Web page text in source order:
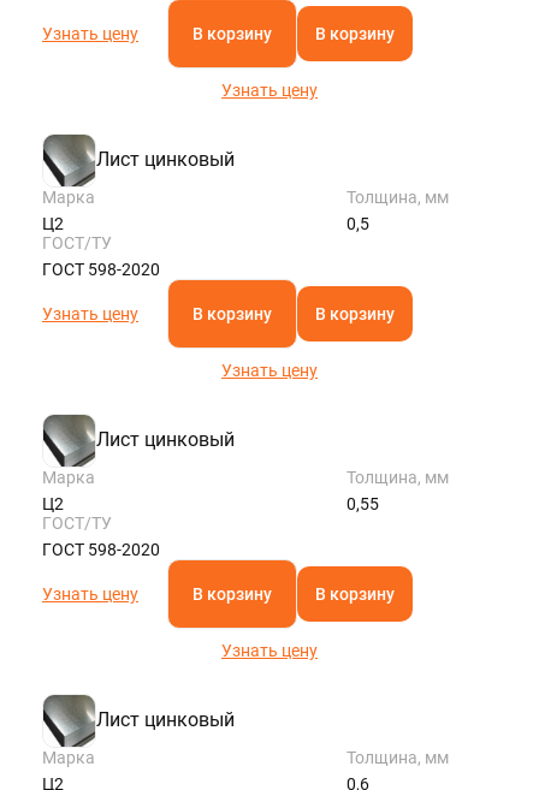
Узнать цену В корзину В корзину
Узнать цену
Лист цинковый
Марка
Ц2
Толщина, мм
0,5
ГОСТ/ТУ
ГОСТ 598-2020
Узнать цену В корзину В корзину
Узнать цену
Лист цинковый
Марка
Ц2
Толщина, мм
0,55
ГОСТ/ТУ
ГОСТ 598-2020
Узнать цену В корзину В корзину
Узнать цену
Лист цинковый
Марка
Ц2
Толщина, мм
0,6